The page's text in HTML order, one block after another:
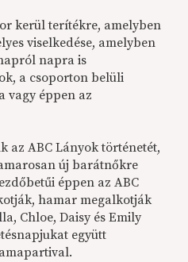
kerül terítékre, amelyben
viselkedése, amelyben
napra is
a csoporton belüli
vagy éppen az
az ABC Lányok történetét,
új barátnőkre
éppen az ABC
hamar megalkotják
Chloe, Daisy és Emily
együtt